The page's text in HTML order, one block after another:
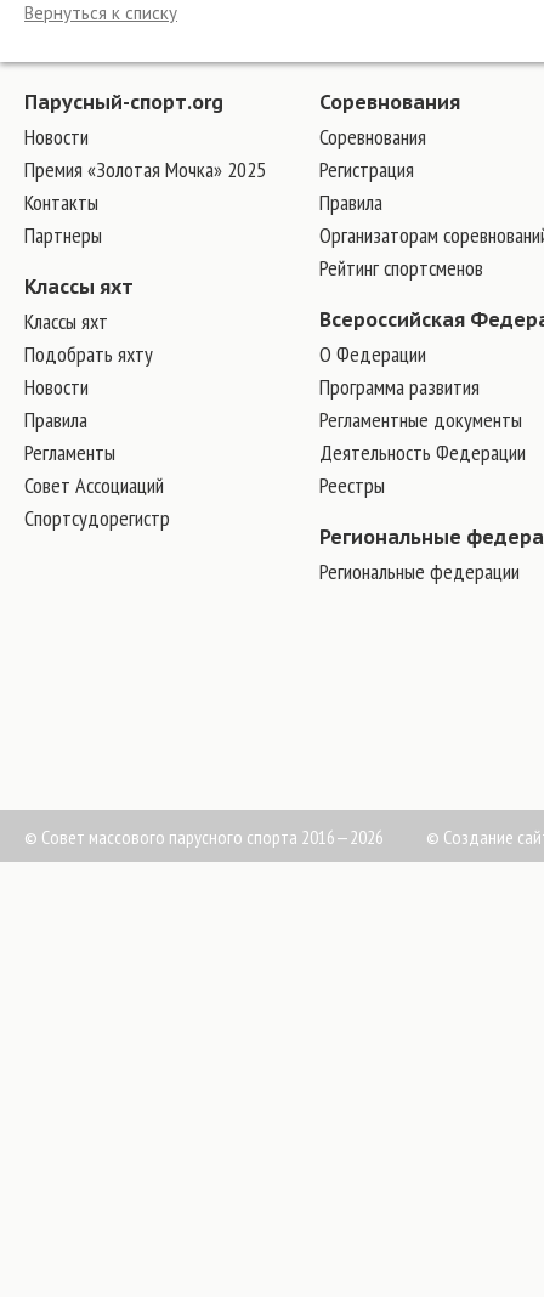
Вернуться к списку
Парусный-спорт.org
Новости
Премия «Золотая Мочка» 2025
Контакты
Партнеры
Классы яхт
Классы яхт
Подобрать яхту
Новости
Правила
Регламенты
Совет Ассоциаций
Спортсудорегистр
Соревнования
Соревнования
Регистрация
Правила
Организаторам
Рейтинг спортсменов
Всероссийская
О Федерации
Программа развития
Регламентные документы
Деятельность Федерации
Реестры
Региональные
Региональные федерации
© Совет массового парусного спорта 2016—2026 © Создание